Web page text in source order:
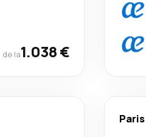
de la1.038 €
Paris